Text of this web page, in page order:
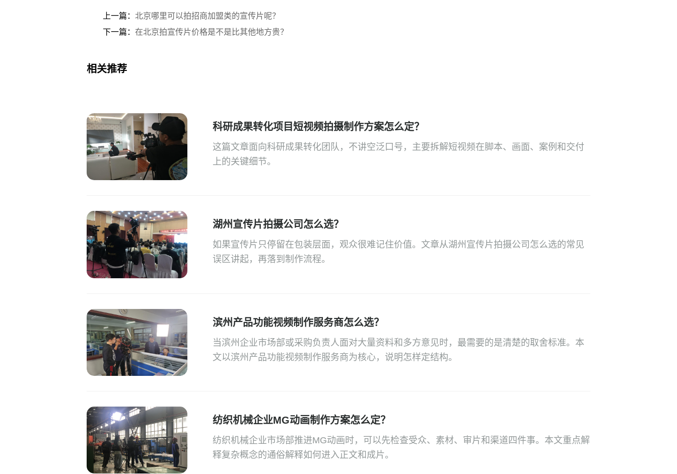
上一篇： 北京哪里可以拍招商加盟类的宣传片呢？
下一篇： 在北京拍宣传片价格是不是比其他地方贵？
相关推荐
科研成果转化项目短视频拍摄制作方案怎么定？
这篇文章面向科研成果转化团队，不讲空泛口号，主要拆解短视频在脚本、画面、案例和交付
上的关键细节。
湖州宣传片拍摄公司怎么选？
如果宣传片只停留在包装层面，观众很难记住价值。文章从湖州宣传片拍摄公司怎么选的常见
误区讲起，再落到制作流程。
滨州产品功能视频制作服务商怎么选？
当滨州企业市场部或采购负责人面对大量资料和多方意见时，最需要的是清楚的取舍标准。本
文以滨州产品功能视频制作服务商为核心，说明怎样定结构。
纺织机械企业MG动画制作方案怎么定？
纺织机械企业市场部推进MG动画时，可以先检查受众、素材、审片和渠道四件事。本文重点解
释复杂概念的通俗解释如何进入正文和成片。